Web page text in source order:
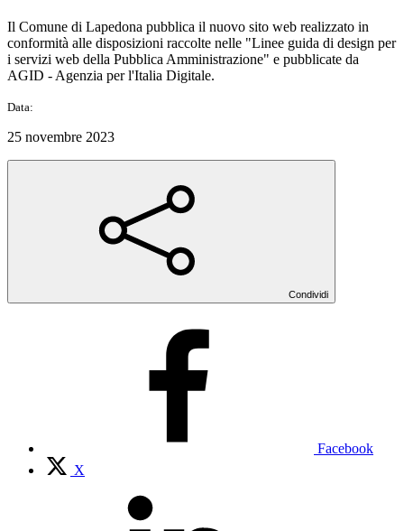
Il Comune di Lapedona pubblica il nuovo sito web realizzato in
conformità alle disposizioni raccolte nelle "Linee guida di design per
i servizi web della Pubblica Amministrazione" e pubblicate da
AGID - Agenzia per l'Italia Digitale.
Data:
25 novembre 2023
Condividi
Facebook
X